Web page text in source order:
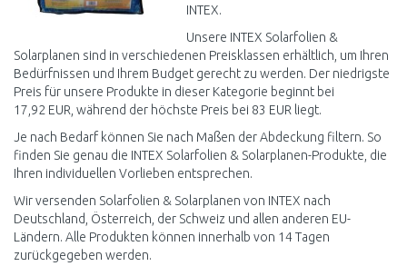
INTEX.
Unsere INTEX Solarfolien &
Solarplanen sind in verschiedenen Preisklassen erhältlich, um Ihren
Bedürfnissen und Ihrem Budget gerecht zu werden. Der niedrigste
Preis für unsere Produkte in dieser Kategorie beginnt bei
17,92 EUR, während der höchste Preis bei 83 EUR liegt.
Je nach Bedarf können Sie nach Maßen der Abdeckung filtern. So
finden Sie genau die INTEX Solarfolien & Solarplanen-Produkte, die
Ihren individuellen Vorlieben entsprechen.
Wir versenden Solarfolien & Solarplanen von INTEX nach
Deutschland, Österreich, der Schweiz und allen anderen EU-
Ländern. Alle Produkten können innerhalb von 14 Tagen
zurückgegeben werden.